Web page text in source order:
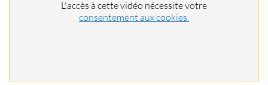
L'accès à cette vidéo nécessite votre
consentement aux cookies.